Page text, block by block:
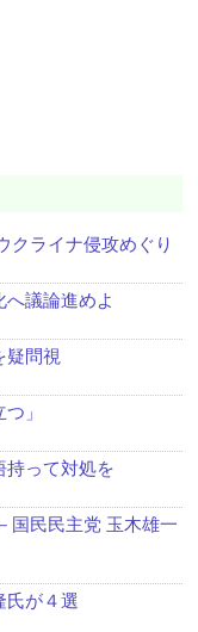
クライナ侵攻めぐり
議論進めよ
問視
」
持って対処を
国民民主党 玉木雄一
氏が４選